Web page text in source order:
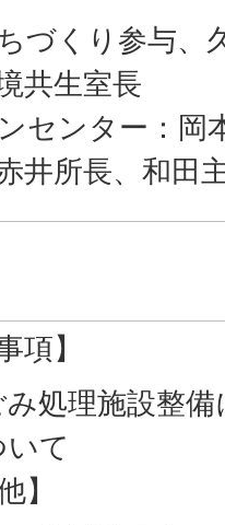
づくり参与、
共生室長
センター：岡
井所長、和田
項】
み処理施設整
いて
】